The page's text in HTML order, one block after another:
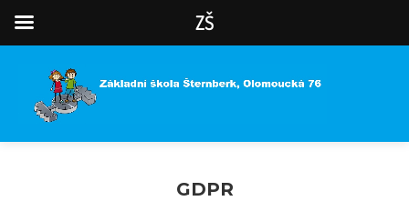
GDPR
ZŠ